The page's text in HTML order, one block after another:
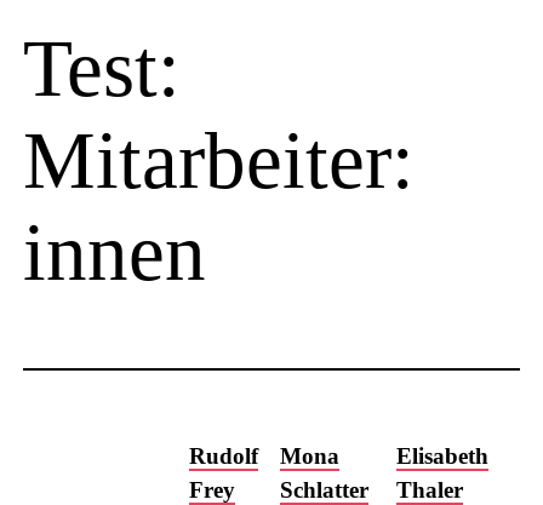
Test:
Mitarbeiter:
innen
Rudolf
Frey
Mona
Schlatter
Elisabeth
Thaler